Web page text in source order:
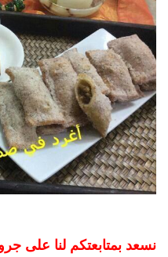
نسعد بمتابعتكم لنا على